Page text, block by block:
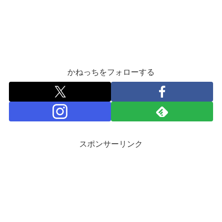
かねっちをフォローする
スポンサーリンク